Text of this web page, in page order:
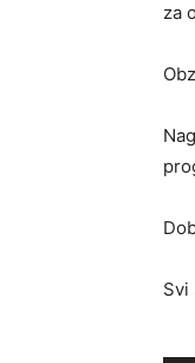
za
Svi